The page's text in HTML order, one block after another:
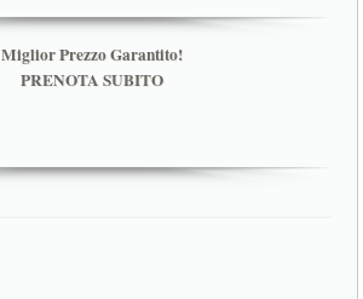
Miglior Prezzo Garantito!
PRENOTA SUBITO